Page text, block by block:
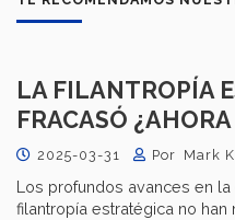
LA FILANTROPÍA
FRACASÓ ¿AHORA
2025-03-31 Por Mark
Los profundos avances en
filantropía estratégica no